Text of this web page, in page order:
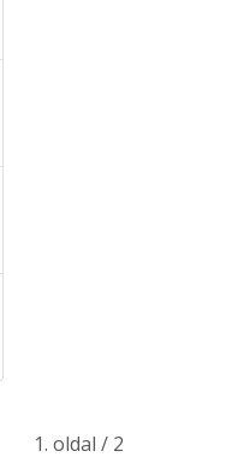
1. oldal / 2